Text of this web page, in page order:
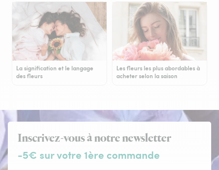
La signification et le langage
des fleurs
Les fleurs les plus abordables à
acheter selon la saison
Inscrivez-vous à notre newsletter
-5€ sur votre 1ère commande